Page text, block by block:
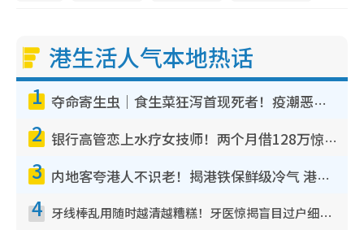
港生活人气本地热话
1 夺命寄生虫｜食生菜狂泻首现死者！疫潮恶化录1.8万宗病例 揭洗菜3大谬误
2 银行高管恋上水疗女技师！两个月借128万惊觉“沉船”沉落火海 揭背后疑似邪教操控卖淫
3 内地客夸港人不识老！揭港铁保鲜级冷气 港人求放过：别投诉
4 牙线棒乱用随时越清越糟糕！牙医惊揭盲目过户细菌恐致蛀牙：这种才是日常真保养